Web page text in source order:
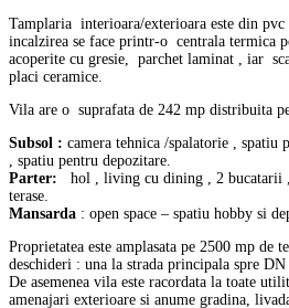
Tamplaria interioara/exterioara este din pvc
incalzirea se face printr-o centrala termica
acoperite cu gresie, parchet laminat , iar
placi ceramice.
Vila are o suprafata de 242 mp distribuita
Subsol : camera tehnica /spalatorie , spatiu
, spatiu pentru depozitare.
Parter:
hol , living cu dining , 2 bucatarii
terase.
Mansarda : open space – spatiu hobby si
Proprietatea este amplasata pe 2500 mp de
deschideri : una la strada principala spre
De asemenea vila este racordata la toate
amenajari exterioare si anume gradina,